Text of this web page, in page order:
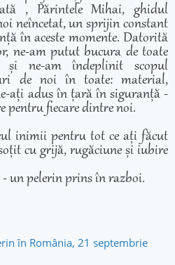
, Părintele Mihai, ghidul
neîncetat, un sprijin constant
în aceste momente. Datorită
ne-am putut bucura de toate
și ne-am îndeplinit scopul
de noi în toate: material,
ați adus în țară în siguranță -
pentru fiecare dintre noi.
inimii pentru tot ce ați făcut
cu grijă, rugăciune și iubire
un pelerin prins în razboi.
în România, 21 septembrie